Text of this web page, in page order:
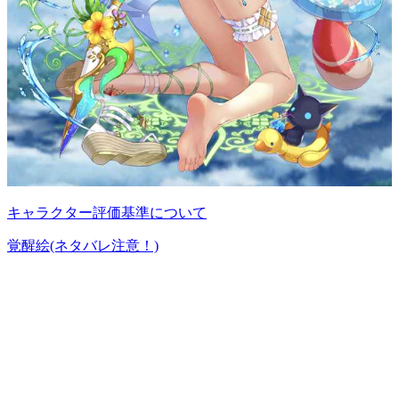
キャラクター評価基準について
覚醒絵(ネタバレ注意！)